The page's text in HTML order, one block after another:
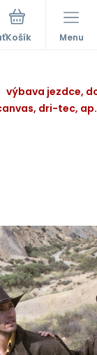
Menu
výbava jezdce,
dri-tec, ap.